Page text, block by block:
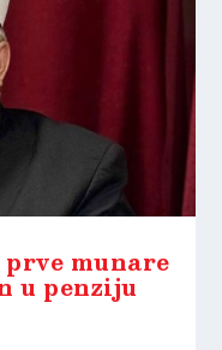
munare
u penziju